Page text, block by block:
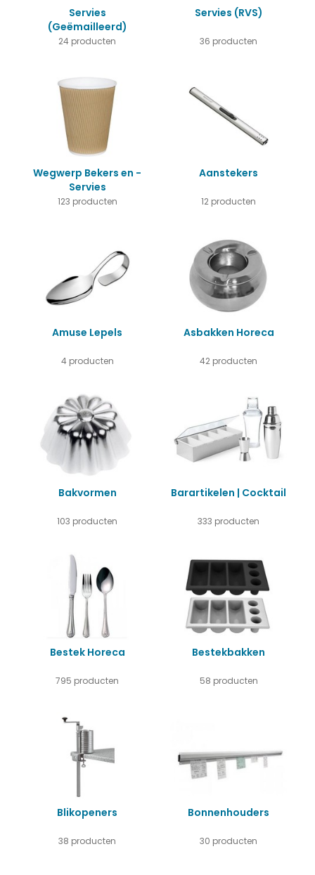
Servies
(Geëmailleerd)
24 producten
Servies (RVS)
36 producten
Wegwerp Bekers en -
Servies
123 producten
Aanstekers
12 producten
Amuse Lepels
4 producten
Asbakken Horeca
42 producten
Bakvormen
103 producten
Barartikelen | Cocktail
333 producten
Bestek Horeca
795 producten
Bestekbakken
58 producten
Blikopeners
38 producten
Bonnenhouders
30 producten